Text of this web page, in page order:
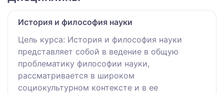
История и философия науки
Цель курса: История и философия науки
представляет собой в ведение в общую
проблематику философии науки,
рассматривается в широком
социокультурном контексте и в ее